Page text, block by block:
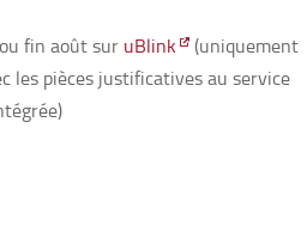
fin août sur uBlink
(uniquement
les pièces justificatives au service